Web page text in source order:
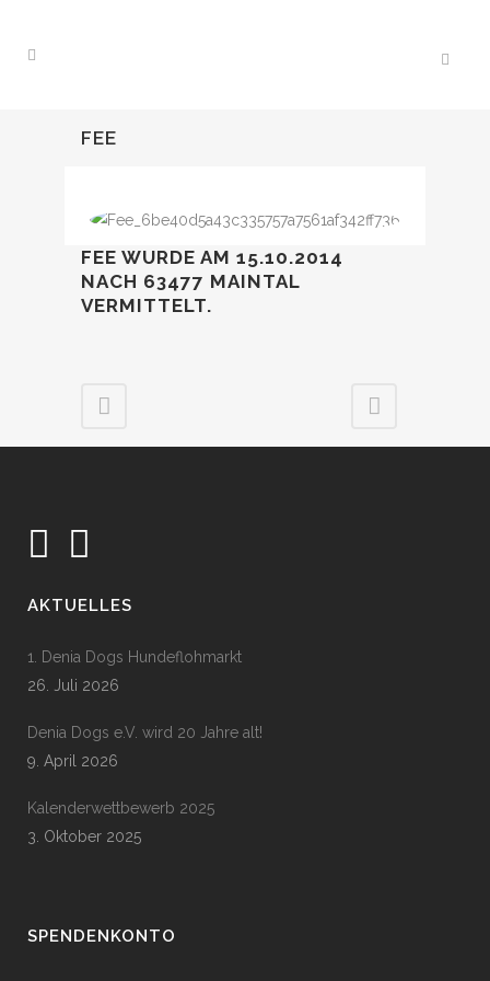
FEE
FEE WURDE AM 15.10.2014
NACH 63477 MAINTAL
VERMITTELT.
AKTUELLES
1. Denia Dogs Hundeflohmarkt
26. Juli 2026
Denia Dogs e.V. wird 20 Jahre alt!
9. April 2026
Kalenderwettbewerb 2025
3. Oktober 2025
SPENDENKONTO